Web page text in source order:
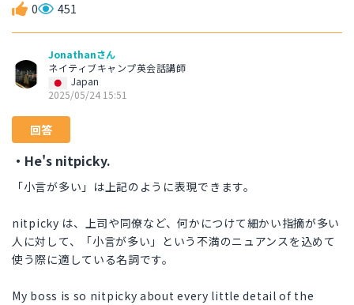
0 451
Jonathanさん
ネイティブキャンプ英会話講師
Japan
2025/05/24 15:51
回答
・He's nitpicky.
「小言が多い」は上記のように表現できます。
nitpicky は、上司や同僚など、何かにつけて細かい指摘が多い
人に対して、「小言が多い」という不満のニュアンスを込めて
使う際に適している名詞です。
My boss is so nitpicky about every little detail of the